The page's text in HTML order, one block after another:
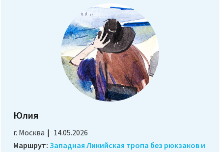
Юлия
г. Москва
14.05.2026
Маршрут: Западная Ликийская тропа без рюкзаков и